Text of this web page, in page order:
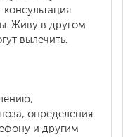
Живу в другом
вылечить.
определения
и другим